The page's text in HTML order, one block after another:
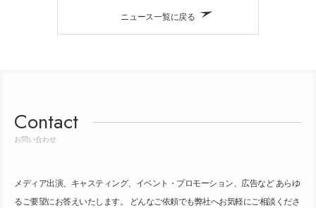
ニュース一覧に戻る
Contact
お問い合わせ
メディア出演、キャスティング、イベント・プロモーション、広告など あらゆ
るご要望にお答えいたします。 どんなご依頼でも弊社へお気軽にご相談くださ